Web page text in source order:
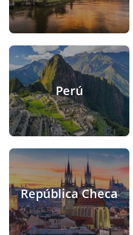
Perú
República Checa